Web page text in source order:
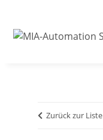
Zurück zur Liste